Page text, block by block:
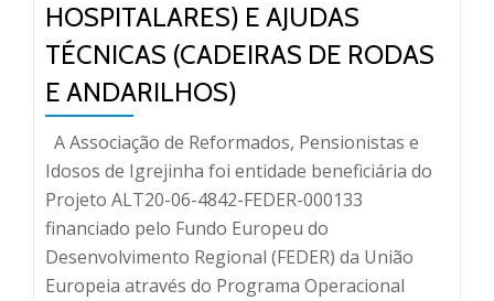
HOSPITALARES) E AJUDAS
TÉCNICAS (CADEIRAS DE RODAS
E ANDARILHOS)
A Associação de Reformados, Pensionistas e
Idosos de Igrejinha foi entidade beneficiária do
Projeto ALT20-06-4842-FEDER-000133
financiado pelo Fundo Europeu do
Desenvolvimento Regional (FEDER) da União
Europeia através do Programa Operacional